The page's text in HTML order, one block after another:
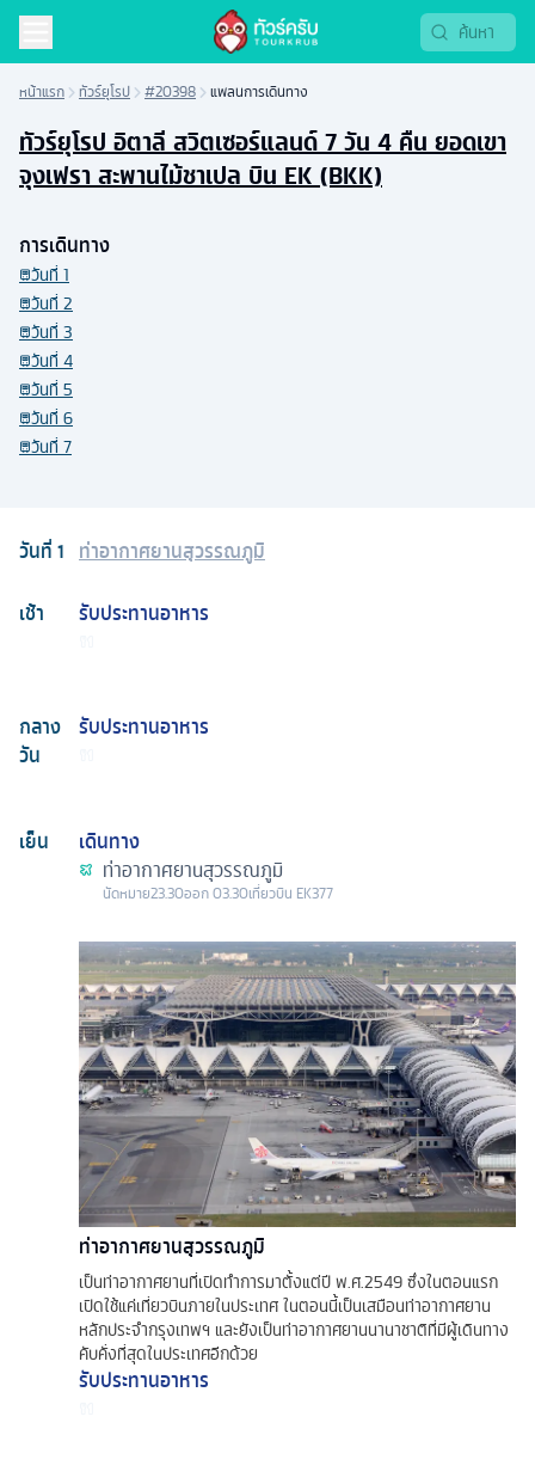
หน้าแรก ทัวร์ยุโรป #20398 แพลนการเดินทาง
ทัวร์ยุโรป อิตาลี สวิตเซอร์แลนด์ 7 วัน 4 คืน ยอดเขา
จุงเฟรา สะพานไม้ชาเปล บิน EK (BKK)
วันที่1 ท่าอากาศยานสุวรรณภูมิ
เช้า
รับประทานอาหาร
กลาง
วัน
รับประทานอาหาร
เย็น
เดินทาง
ท่าอากาศยานสุวรรณภูมิ
นัดหมาย23.30ออก03.30เที่ยวบิน EK377
ท่าอากาศยานสุวรรณภูมิ
เป็นท่าอากาศยานที่เปิดทำการมาตั้งแต่ปี พ.ศ.2549 ซึ่งในตอนแรก
เปิดใช้แค่เที่ยวบินภายในประเทศ ในตอนนี้เป็นเสมือนท่าอากาศยาน
หลักประจำกรุงเทพฯ และยังเป็นท่าอากาศยานนานาชาติที่มีผู้เดินทาง
คับคั่งที่สุดในประเทศอีกด้วย
รับประทานอาหาร
การเดินทาง
วันที่ 1
วันที่ 2
วันที่ 3
วันที่ 4
วันที่ 5
วันที่ 6
วันที่ 7